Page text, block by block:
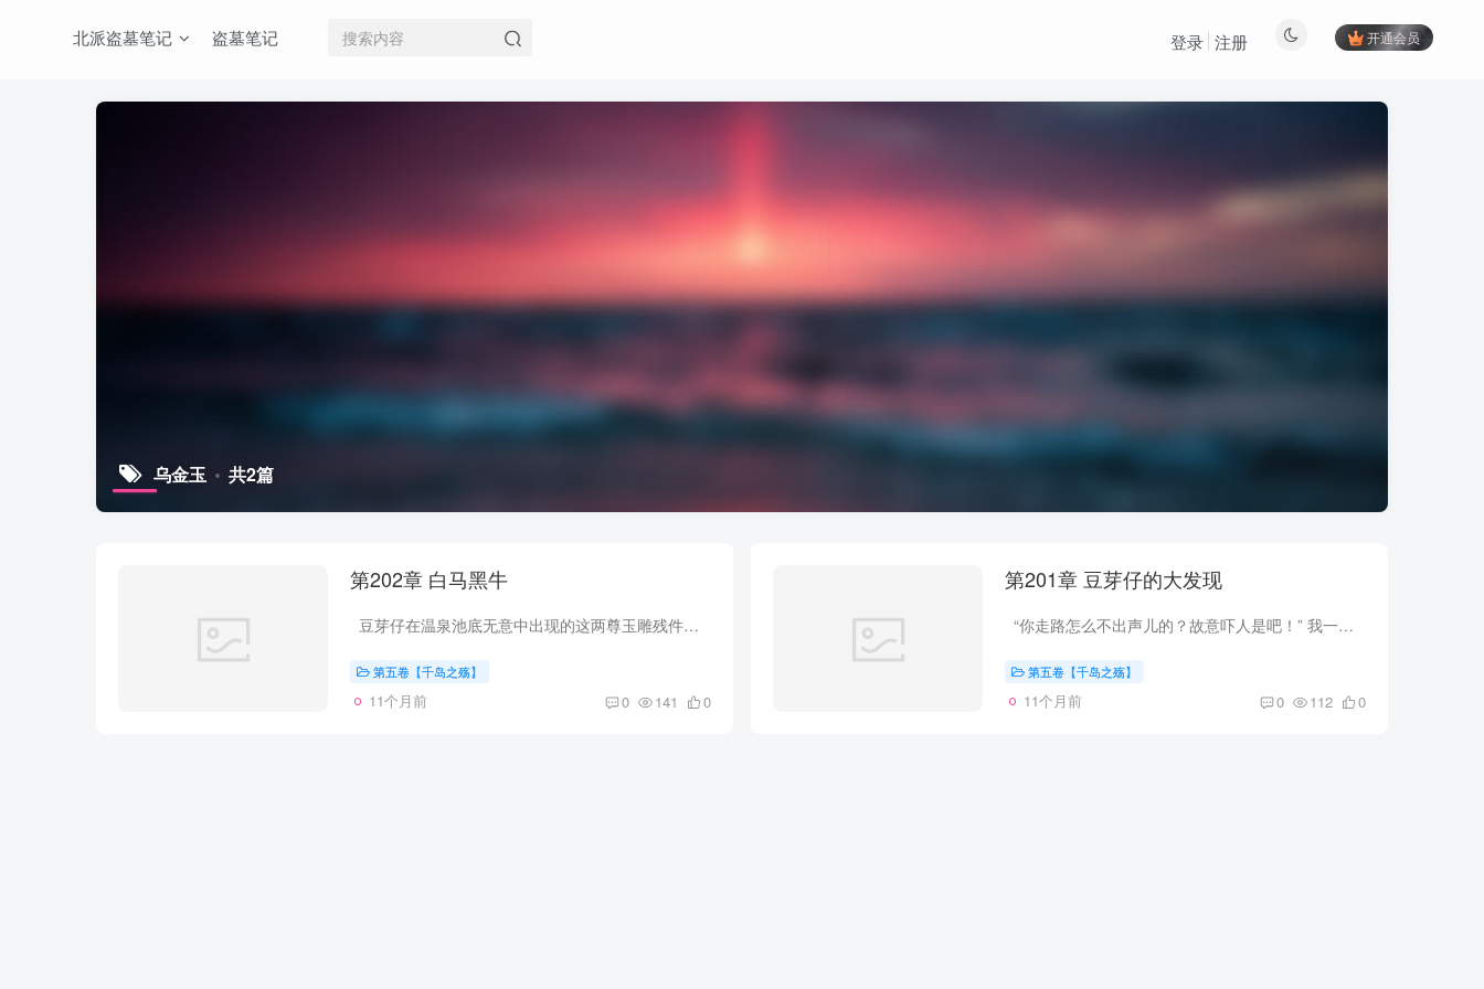
北派盗墓笔记 盗墓笔记 开通会员
登录 注册
乌金玉 共2篇
第202章 白马黑牛
豆芽仔在温泉池底无意中出现的这两尊玉雕残件绝非普通之物，普通的我根本不想要，白马黑牛，这个雕刻题材可能本身就隐藏有大秘密。 史书上讲，元末起义军福通等七人于秋收之际杀白马黑牛...
第五卷【千岛之殇】
11个月前 0 141 0
第201章 豆芽仔的大发现
“你走路怎么不出声儿的？故意吓人是吧！” 我一回头，冷不丁看到了豆芽仔那张笑脸。 “呵呵，峰子，我可没想吓你，我是看你左顾右看的，在找什么呢？” 我黑着脸没搭理他。 过了不久，...
第五卷【千岛之殇】
11个月前 0 112 0